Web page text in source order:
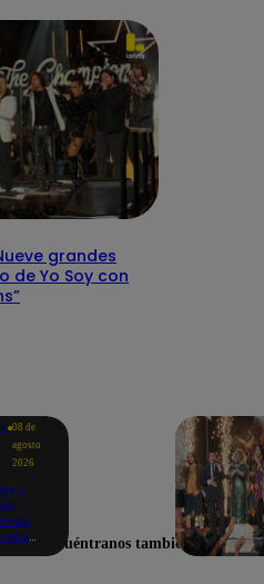
grandes
de Yo Soy con
08 de
agosto
2026
y
Encuéntranos también en